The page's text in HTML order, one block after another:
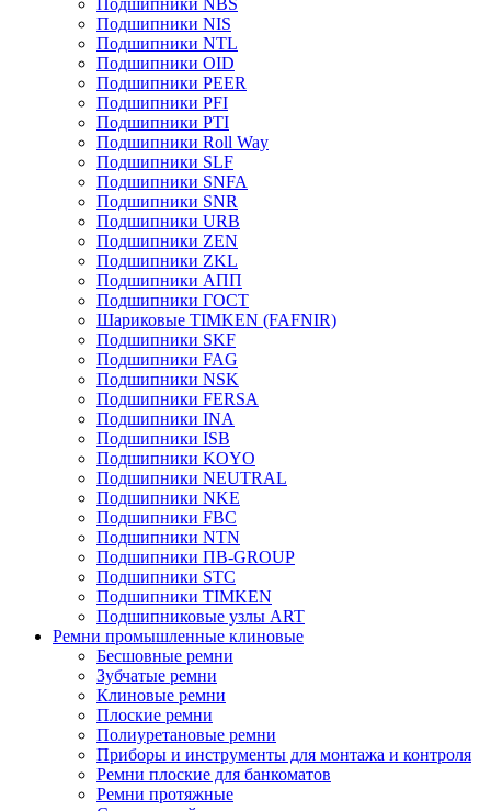
Подшипники NBS
Подшипники NIS
Подшипники NTL
Подшипники OID
Подшипники PEER
Подшипники PFI
Подшипники PTI
Подшипники Roll Way
Подшипники SLF
Подшипники SNFA
Подшипники SNR
Подшипники URB
Подшипники ZEN
Подшипники ZKL
Подшипники АПП
Подшипники ГОСТ
Шариковые ТІMKEN (FAFNIR)
Подшипники SKF
Подшипники FAG
Подшипники NSK
Подшипники FERSA
Подшипники INA
Подшипники ISB
Подшипники KOYO
Подшипники NEUTRAL
Подшипники NKE
Подшипники FBC
Подшипники NTN
Подшипники ПВ-GROUP
Подшипники STC
Подшипники TIMKEN
Подшипниковые узлы ART
Ремни промышленные клиновые
Бесшовные ремни
Зубчатые ремни
Клиновые ремни
Плоские ремни
Полиуретановые ремни
Приборы и инструменты для монтажа и контроля
Ремни плоские для банкоматов
Ремни протяжные